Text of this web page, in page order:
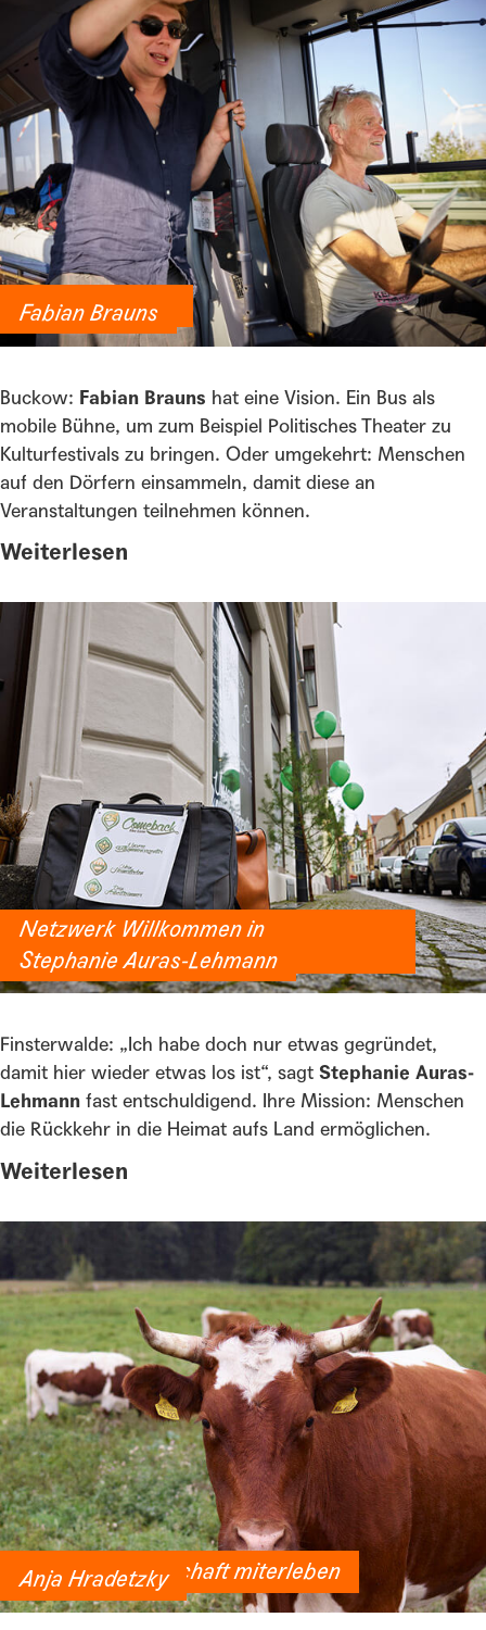
Fabian Brauns
Begegnungsbus
Buckow: Fabian Brauns hat eine Vision. Ein Bus als
mobile Bühne, um zum Beispiel Politisches Theater zu
Kulturfestivals zu bringen. Oder umgekehrt: Menschen
auf den Dörfern einsammeln, damit diese an
Veranstaltungen teilnehmen können.
Weiterlesen
Stephanie Auras-Lehmann
Netzwerk Willkommen in
Brandenburg
Finsterwalde: „Ich habe doch nur etwas gegründet,
damit hier wieder etwas los ist“, sagt Stephanie Auras-
Lehmann fast entschuldigend. Ihre Mission: Menschen
die Rückkehr in die Heimat aufs Land ermöglichen.
Weiterlesen
Anja Hradetzky
Junge Landwirtschaft miterleben